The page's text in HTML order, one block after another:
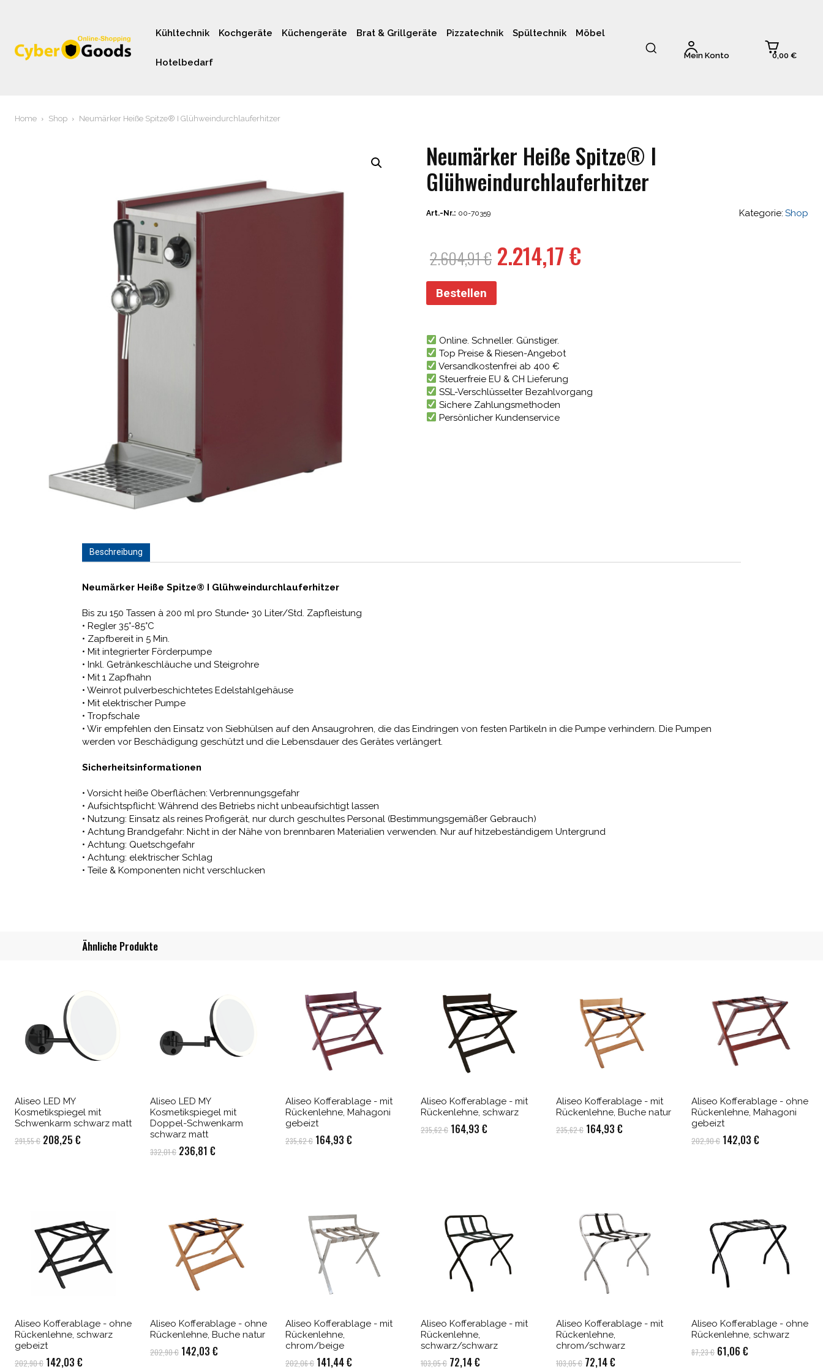
Kühltechnik Kochgeräte Küchengeräte Brat & Grillgeräte Pizzatechnik Spültechnik Möbel
Hotelbedarf
Mein Konto 0,00 €
Home Shop Neumärker Heiße Spitze® I Glühweindurchlauferhitzer
Neumärker Heiße Spitze® I
Glühweindurchlauferhitzer
Art.-Nr.: 00-70359 Kategorie: Shop
2.604,91€ Ursprünglicher
Preis
2.214,17€
Bestellen
Online. Schneller. Günstiger.
Top Preise & Riesen-Angebot
Versandkostenfrei ab 400 €
Steuerfreie EU & CH Lieferung
SSL-Verschlüsselter Bezahlvorgang
Sichere Zahlungsmethoden
Persönlicher Kundenservice
Beschreibung
Neumärker Heiße Spitze® I Glühweindurchlauferhitzer
Bis zu 150 Tassen à 200 ml pro Stunde• 30 Liter/Std. Zapfleistung
• Regler 35°-85°C
• Zapfbereit in 5 Min.
• Mit integrierter Förderpumpe
• Inkl. Getränkeschläuche und Steigrohre
• Mit 1 Zapfhahn
• Weinrot pulverbeschichtetes Edelstahlgehäuse
• Mit elektrischer Pumpe
• Tropfschale
• Wir empfehlen den Einsatz von Siebhülsen auf den Ansaugrohren, die das Eindringen von festen Partikeln in die Pumpe verhindern. Die Pumpen
werden vor Beschädigung geschützt und die Lebensdauer des Gerätes verlängert.
Sicherheitsinformationen
• Vorsicht heiße Oberflächen: Verbrennungsgefahr
• Aufsichtspflicht: Während des Betriebs nicht unbeaufsichtigt lassen
• Nutzung: Einsatz als reines Profigerät, nur durch geschultes Personal (Bestimmungsgemäßer Gebrauch)
• Achtung Brandgefahr: Nicht in der Nähe von brennbaren Materialien verwenden. Nur auf hitzebeständigem Untergrund
• Achtung: Quetschgefahr
• Achtung: elektrischer Schlag
• Teile & Komponenten nicht verschlucken
Ähnliche Produkte
Aliseo LED MY
Kosmetikspiegel mit
Schwenkarm schwarz matt
291,55€ Ursprünglicher
208,25 €Aktueller
Aliseo LED MY
Kosmetikspiegel mit
Doppel-Schwenkarm
schwarz matt
332,01€ Ursprünglicher
236,81 €Aktueller
Aliseo Kofferablage - mit
Rückenlehne, Mahagoni
gebeizt
235,62€ Ursprünglicher
164,93 €Aktueller
Aliseo Kofferablage - mit
Rückenlehne, schwarz
235,62€ Ursprünglicher
164,93 €Aktueller
Aliseo Kofferablage - mit
Rückenlehne, Buche natur
235,62€ Ursprünglicher
164,93 €Aktueller
Aliseo Kofferablage - ohne
Rückenlehne, Mahagoni
gebeizt
202,90€ Ursprünglicher
142,03 €Aktueller
Aliseo Kofferablage - ohne
Rückenlehne, schwarz
gebeizt
202,90€ Ursprünglicher
142,03 €Aktueller
Aliseo Kofferablage - ohne
Rückenlehne, Buche natur
202,90€ Ursprünglicher
142,03 €Aktueller
Aliseo Kofferablage - mit
Rückenlehne,
chrom/beige
202,06€ Ursprünglicher
141,44€Aktueller
Aliseo Kofferablage - mit
Rückenlehne,
schwarz/schwarz
103,05€ Ursprünglicher
72,14€Aktueller
Aliseo Kofferablage - mit
Rückenlehne,
chrom/schwarz
103,05€ Ursprünglicher
72,14€Aktueller
Aliseo Kofferablage - ohne
Rückenlehne, schwarz
87,23€ Ursprünglicher
61,06 €Aktueller